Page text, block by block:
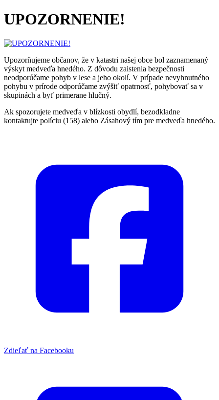
UPOZORNENIE!
Upozorňujeme občanov, že v katastri našej obce bol zaznamenaný
výskyt medveďa hnedého. Z dôvodu zaistenia bezpečnosti
neodporúčame pohyb v lese a jeho okolí. V prípade nevyhnutného
pohybu v prírode odporúčame zvýšiť opatrnosť, pohybovať sa v
skupinách a byť primerane hlučný.
Ak spozorujete medveďa v blízkosti obydlí, bezodkladne
kontaktujte políciu (158) alebo Zásahový tím pre medveďa hnedého.
Zdieľať na Facebooku